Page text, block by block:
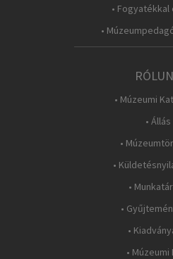
• Fogyatékkal
•
• Múzeumi
• Állás
•
•
•
•
•
• Múzeumi